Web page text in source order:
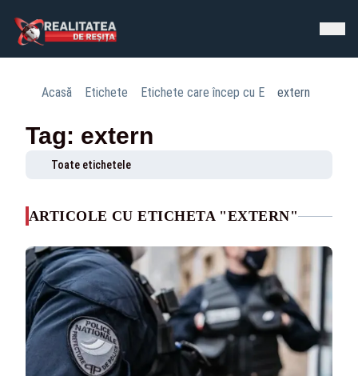
Acasă Etichete Etichete care încep cu E extern
Tag: extern
Toate etichetele
ARTICOLE CU ETICHETA "EXTERN"